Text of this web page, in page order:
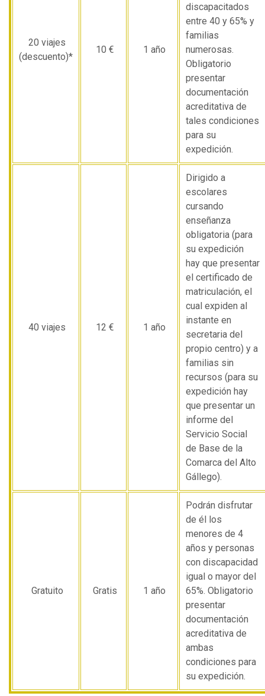
20 viajes
(descuento)*
10 € 1 año
discapacitados
entre 40 y 65% y
familias
numerosas.
Obligatorio
presentar
documentación
acreditativa de
tales condiciones
para su
expedición.
40 viajes 12 € 1 año
Dirigido a
escolares
cursando
enseñanza
obligatoria (para
su expedición
hay que presentar
el certificado de
matriculación, el
cual expiden al
instante en
secretaria del
propio centro) y a
familias sin
recursos (para su
expedición hay
que presentar un
informe del
Servicio Social
de Base de la
Comarca del Alto
Gállego).
Gratuito Gratis 1 año
Podrán disfrutar
de él los
menores de 4
años y personas
con discapacidad
igual o mayor del
65%. Obligatorio
presentar
documentación
acreditativa de
ambas
condiciones para
su expedición.